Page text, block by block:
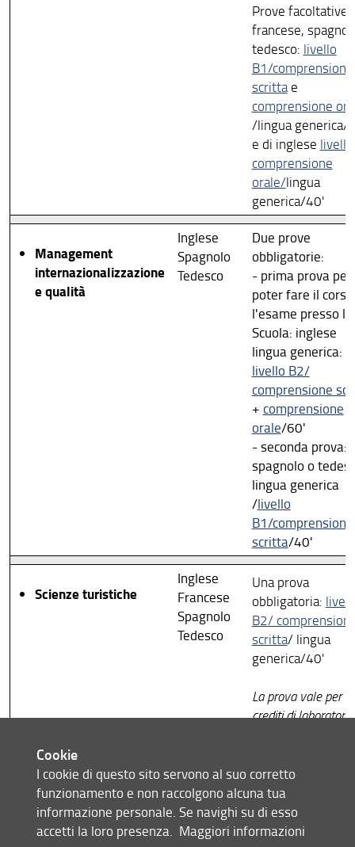
Prove facoltative
francese,
tedesco: livello
B1/comprensione
scrittae
comprensione
/lingua generica/
e di inglese
comprensione
orale/lingua
generica/40'
Management
internazionalizzazione
e qualità
Inglese
Spagnolo
Tedesco
Due prove
obbligatorie:
- prima prova per
poter fare il
l'esame presso la
Scuola: inglese
lingua generica:
livello B2/
comprensione
+ comprensione
orale/60'
- seconda prova:
spagnolo o
lingua generica
/livello
B1/comprensione
scritta/40'
Scienze turistiche
Inglese
Francese
Spagnolo
Tedesco
Una prova
obbligatoria:
B2/
scritta/ lingua
generica/40'
La prova vale per i
crediti di laboratorio
aver superato gli
di lingua della
Inglese
Solo per gli studenti
Cookie
I cookie di questo sito servono al suo corretto
funzionamento e non raccolgono alcuna tua
informazione personale. Se navighi su di esso
accetti la loro presenza. Maggiori informazioni